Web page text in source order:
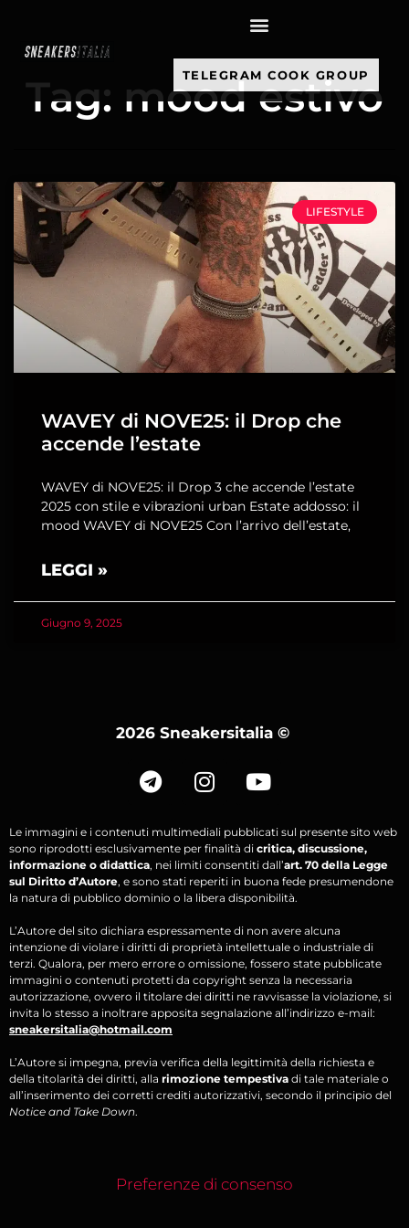
TELEGRAM COOK GROUP
Tag: mood estivo
LIFESTYLE
WAVEY di NOVE25: il Drop che
accende l’estate
WAVEY di NOVE25: il Drop 3 che accende l’estate
2025 con stile e vibrazioni urban Estate addosso: il
mood WAVEY di NOVE25 Con l’arrivo dell’estate,
LEGGI »
Giugno 9, 2025
2026 Sneakersitalia ©
Le immagini e i contenuti multimediali pubblicati sul presente sito web
sono riprodotti esclusivamente per finalità di critica, discussione,
informazione o didattica, nei limiti consentiti dall’art. 70 della Legge
sul Diritto d’Autore, e sono stati reperiti in buona fede presumendone
la natura di pubblico dominio o la libera disponibilità.
L’Autore del sito dichiara espressamente di non avere alcuna
intenzione di violare i diritti di proprietà intellettuale o industriale di
terzi. Qualora, per mero errore o omissione, fossero state pubblicate
immagini o contenuti protetti da copyright senza la necessaria
autorizzazione, ovvero il titolare dei diritti ne ravvisasse la violazione, si
invita lo stesso a inoltrare apposita segnalazione all’indirizzo e-mail:
sneakersitalia@hotmail.com
L’Autore si impegna, previa verifica della legittimità della richiesta e
della titolarità dei diritti, alla rimozione tempestiva di tale materiale o
all’inserimento dei corretti crediti autorizzativi, secondo il principio del
Notice and Take Down.
Preferenze di consenso